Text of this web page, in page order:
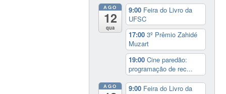
AGO
12
qua
9:00 Feira do Livro da
UFSC
17:003º Prêmio Zahidé
Muzart
19:00Cine paredão:
programação de rec...
AGO 9:00 Feira do Livro da